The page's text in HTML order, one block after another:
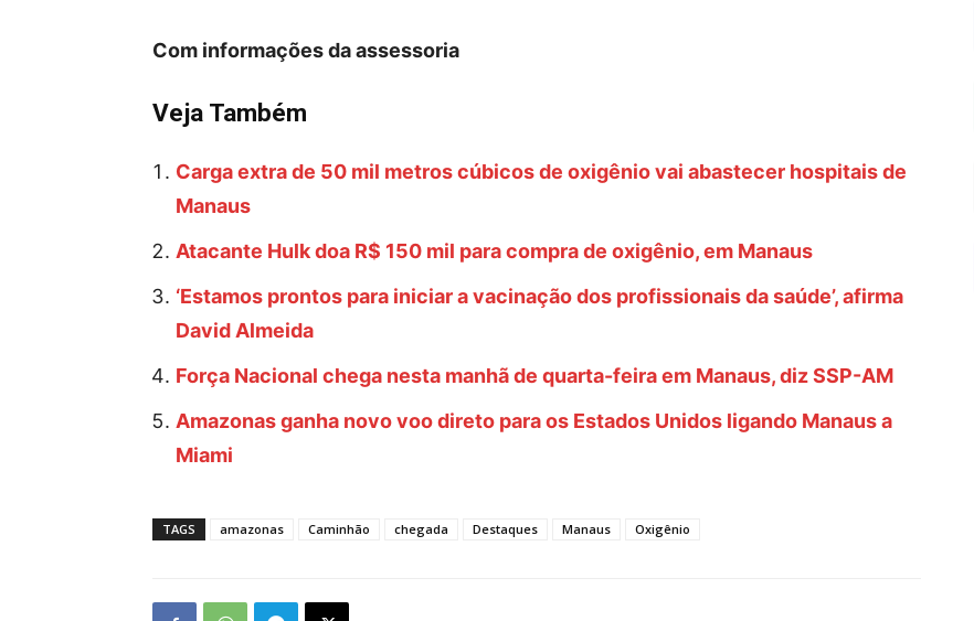
Com informações da assessoria
Veja Também
Carga extra de 50 mil metros cúbicos de oxigênio vai abastecer hospitais de
Manaus
Atacante Hulk doa R$ 150 mil para compra de oxigênio, em Manaus
‘Estamos prontos para iniciar a vacinação dos profissionais da saúde’, afirma
David Almeida
Força Nacional chega nesta manhã de quarta-feira em Manaus, diz SSP-AM
Amazonas ganha novo voo direto para os Estados Unidos ligando Manaus a
Miami
TAGS amazonas Caminhão chegada Destaques Manaus Oxigênio